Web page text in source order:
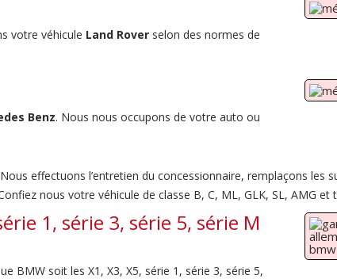
votre véhicule Land Rover selon des normes de
Benz. Nous nous occupons de votre auto ou
effectuons l’entretien du concessionnaire, remplaçons les
nous votre véhicule de classe B, C, ML, GLK, SL, AMG et
1, série 3, série 5, série M
BMW soit les X1, X3, X5, série 1, série 3, série 5,